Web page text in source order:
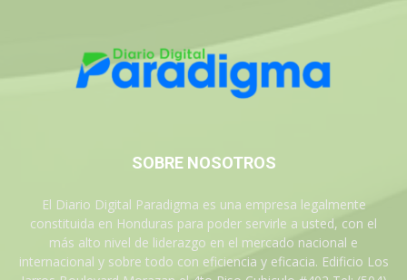
SOBRE NOSOTROS
El Diario Digital Paradigma es una empresa legalmente
constituida en Honduras para poder servirle a usted, con el
más alto nivel de liderazgo en el mercado nacional e
internacional y sobre todo con eficiencia y eficacia. Edificio Los